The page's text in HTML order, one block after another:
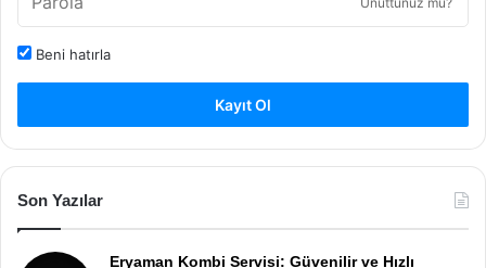
Beni hatırla
Kayıt Ol
Son Yazılar
Eryaman Kombi Servisi: Güvenilir ve Hızlı